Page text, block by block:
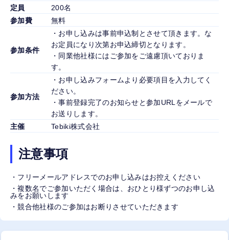
定員
200名
参加費
無料
参加条件
・お申し込みは事前申込制とさせて頂きます。な
お定員になり次第お申込締切となります。
・同業他社様にはご参加をご遠慮頂いておりま
す。
参加方法
・お申し込みフォームより必要項目を入力してく
ださい。
・事前登録完了のお知らせと参加URLをメールで
お送りします。
主催
Tebiki株式会社
注意事項
・フリーメールアドレスでのお申し込みはお控えください
・複数名でご参加いただく場合は、おひとり様ずつのお申し込
みをお願いします
・競合他社様のご参加はお断りさせていただきます